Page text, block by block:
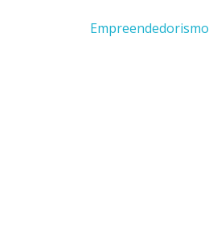
Empreendedorismo